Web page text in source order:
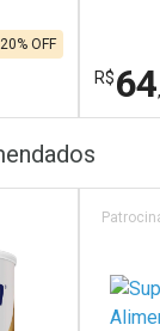
20% OFF
FECHAR
FECHAR
R$64
Por